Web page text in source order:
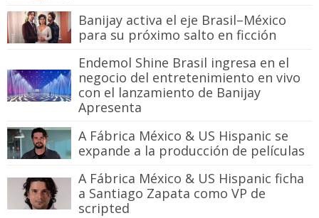
Banijay activa el eje Brasil–México
para su próximo salto en ficción
Endemol Shine Brasil ingresa en el
negocio del entretenimiento en vivo
con el lanzamiento de Banijay
Apresenta
A Fábrica México & US Hispanic se
expande a la producción de películas
A Fábrica México & US Hispanic ficha
a Santiago Zapata como VP de
scripted